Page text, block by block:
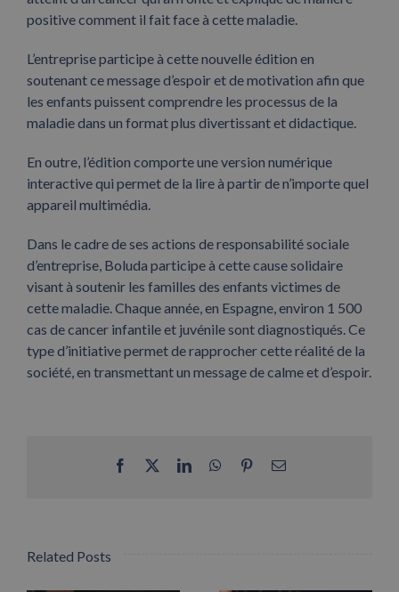
positive comment il fait face à cette maladie.
L’entreprise participe à cette nouvelle édition en
soutenant ce message d’espoir et de motivation afin que
les enfants puissent comprendre les processus de la
maladie dans un format plus divertissant et didactique.
En outre, l’édition comporte une version numérique
interactive qui permet de la lire à partir de n’importe quel
appareil multimédia.
Dans le cadre de ses actions de responsabilité sociale
d’entreprise, Boluda participe à cette cause solidaire
visant à soutenir les familles des enfants victimes de
cette maladie. Chaque année, en Espagne, environ 1 500
cas de cancer infantile et juvénile sont diagnostiqués. Ce
type d’initiative permet de rapprocher cette réalité de la
société, en transmettant un message de calme et d’espoir.
Facebook LinkedInWhatsApp
PinterestEmail
Related Posts